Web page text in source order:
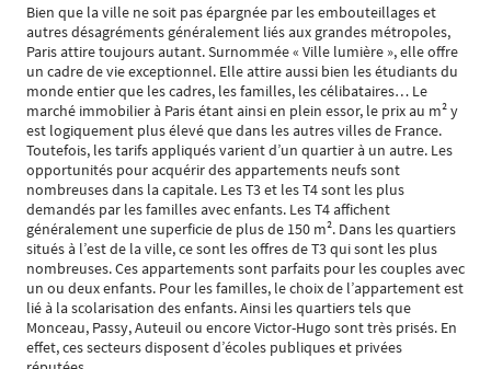
Bien que la ville ne soit pas épargnée par les embouteillages et
autres désagréments généralement liés aux grandes métropoles,
Paris attire toujours autant. Surnommée « Ville lumière », elle offre
un cadre de vie exceptionnel. Elle attire aussi bien les étudiants du
monde entier que les cadres, les familles, les célibataires… Le
marché immobilier à Paris étant ainsi en plein essor, le prix au m² y
est logiquement plus élevé que dans les autres villes de France.
Toutefois, les tarifs appliqués varient d’un quartier à un autre. Les
opportunités pour acquérir des appartements neufs sont
nombreuses dans la capitale. Les T3 et les T4 sont les plus
demandés par les familles avec enfants. Les T4 affichent
généralement une superficie de plus de 150 m². Dans les quartiers
situés à l’est de la ville, ce sont les offres de T3 qui sont les plus
nombreuses. Ces appartements sont parfaits pour les couples avec
un ou deux enfants. Pour les familles, le choix de l’appartement est
lié à la scolarisation des enfants. Ainsi les quartiers tels que
Monceau, Passy, Auteuil ou encore Victor-Hugo sont très prisés. En
effet, ces secteurs disposent d’écoles publiques et privées